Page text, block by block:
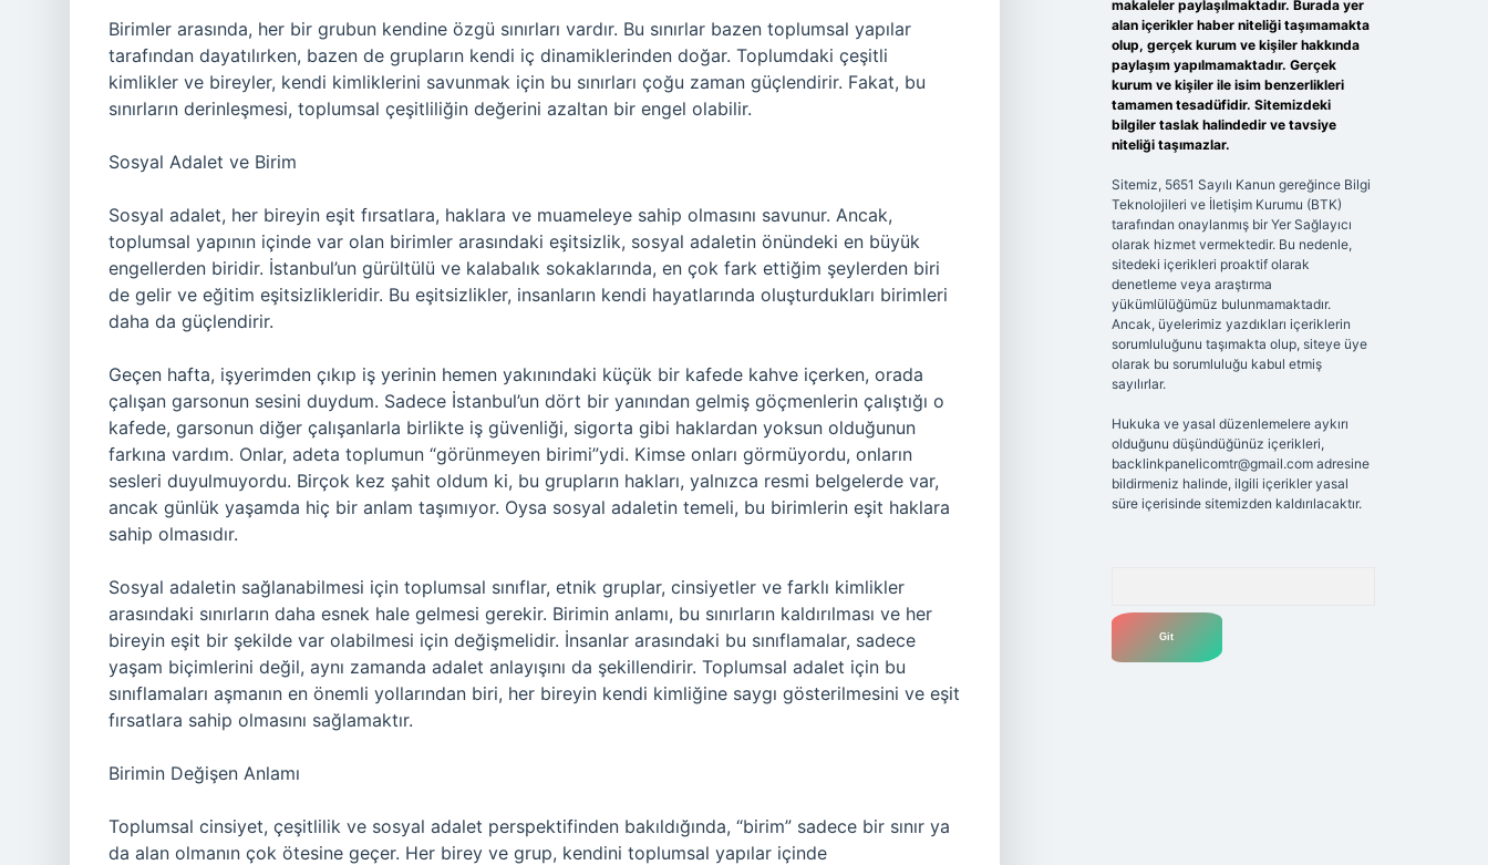
Birimler arasında, her bir grubun kendine özgü sınırları vardır. Bu sınırlar bazen toplumsal yapılar
tarafından dayatılırken, bazen de grupların kendi iç dinamiklerinden doğar. Toplumdaki çeşitli
kimlikler ve bireyler, kendi kimliklerini savunmak için bu sınırları çoğu zaman güçlendirir. Fakat, bu
sınırların derinleşmesi, toplumsal çeşitliliğin değerini azaltan bir engel olabilir.
Sosyal Adalet ve Birim
Sosyal adalet, her bireyin eşit fırsatlara, haklara ve muameleye sahip olmasını savunur. Ancak,
toplumsal yapının içinde var olan birimler arasındaki eşitsizlik, sosyal adaletin önündeki en büyük
engellerden biridir. İstanbul’un gürültülü ve kalabalık sokaklarında, en çok fark ettiğim şeylerden biri
de gelir ve eğitim eşitsizlikleridir. Bu eşitsizlikler, insanların kendi hayatlarında oluşturdukları birimleri
daha da güçlendirir.
Geçen hafta, işyerimden çıkıp iş yerinin hemen yakınındaki küçük bir kafede kahve içerken, orada
çalışan garsonun sesini duydum. Sadece İstanbul’un dört bir yanından gelmiş göçmenlerin çalıştığı o
kafede, garsonun diğer çalışanlarla birlikte iş güvenliği, sigorta gibi haklardan yoksun olduğunun
farkına vardım. Onlar, adeta toplumun “görünmeyen birimi”ydi. Kimse onları görmüyordu, onların
sesleri duyulmuyordu. Birçok kez şahit oldum ki, bu grupların hakları, yalnızca resmi belgelerde var,
ancak günlük yaşamda hiç bir anlam taşımıyor. Oysa sosyal adaletin temeli, bu birimlerin eşit haklara
sahip olmasıdır.
Sosyal adaletin sağlanabilmesi için toplumsal sınıflar, etnik gruplar, cinsiyetler ve farklı kimlikler
arasındaki sınırların daha esnek hale gelmesi gerekir. Birimin anlamı, bu sınırların kaldırılması ve her
bireyin eşit bir şekilde var olabilmesi için değişmelidir. İnsanlar arasındaki bu sınıflamalar, sadece
yaşam biçimlerini değil, aynı zamanda adalet anlayışını da şekillendirir. Toplumsal adalet için bu
sınıflamaları aşmanın en önemli yollarından biri, her bireyin kendi kimliğine saygı gösterilmesini ve eşit
fırsatlara sahip olmasını sağlamaktır.
Birimin Değişen Anlamı
Toplumsal cinsiyet, çeşitlilik ve sosyal adalet perspektifinden bakıldığında, “birim” sadece bir sınır ya
da alan olmanın çok ötesine geçer. Her birey ve grup, kendini toplumsal yapılar içinde
makaleler paylaşılmaktadır. Burada yer
alan içerikler haber niteliği taşımamakta
olup, gerçek kurum ve kişiler hakkında
paylaşım yapılmamaktadır. Gerçek
kurum ve kişiler ile isim benzerlikleri
tamamen tesadüfidir. Sitemizdeki
bilgiler taslak halindedir ve tavsiye
niteliği taşımazlar.
Sitemiz, 5651 Sayılı Kanun gereğince Bilgi
Teknolojileri ve İletişim Kurumu (BTK)
tarafından onaylanmış bir Yer Sağlayıcı
olarak hizmet vermektedir. Bu nedenle,
sitedeki içerikleri proaktif olarak
denetleme veya araştırma
yükümlülüğümüz bulunmamaktadır.
Ancak, üyelerimiz yazdıkları içeriklerin
sorumluluğunu taşımakta olup, siteye üye
olarak bu sorumluluğu kabul etmiş
sayılırlar.
Hukuka ve yasal düzenlemelere aykırı
olduğunu düşündüğünüz içerikleri,
backlinkpanelicomtr@gmail.comadresine
bildirmeniz halinde, ilgili içerikler yasal
süre içerisinde sitemizden kaldırılacaktır.